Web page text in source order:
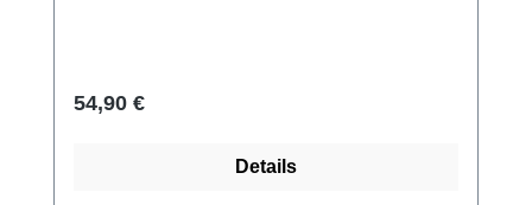
Regulärer Preis:
54,90 €
Details